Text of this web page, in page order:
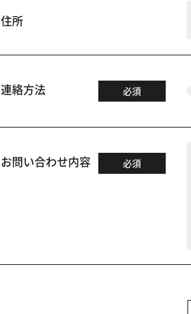
住所
連絡方法 必須
お問い合わせ内容 必須